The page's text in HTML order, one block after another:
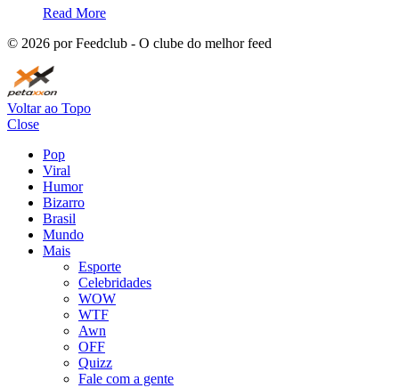
Read More
© 2026 por Feedclub - O clube do melhor feed
Voltar ao Topo
Close
Pop
Viral
Humor
Bizarro
Brasil
Mundo
Mais
Esporte
Celebridades
WOW
WTF
Awn
OFF
Quizz
Fale com a gente